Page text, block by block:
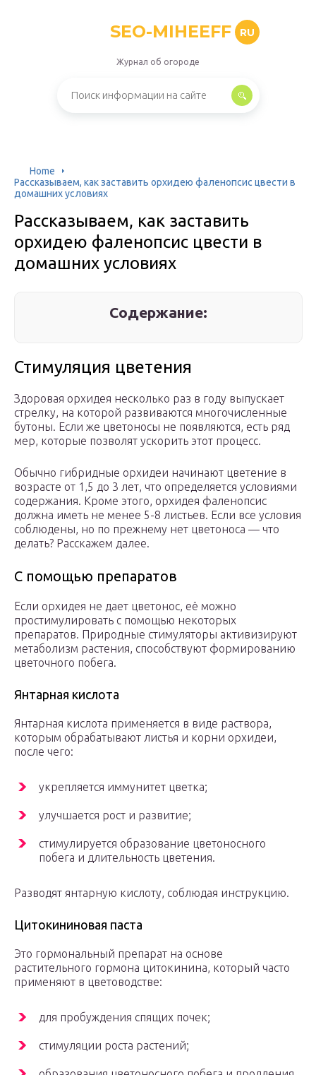
SEO-MIHEEFF RU
Журнал об огороде
Home
Рассказываем, как заставить орхидею фаленопсис цвести в
домашних условиях
Рассказываем, как заставить
орхидею фаленопсис цвести в
домашних условиях
Содержание:
Стимуляция цветения
Здоровая орхидея несколько раз в году выпускает
стрелку, на которой развиваются многочисленные
бутоны. Если же цветоносы не появляются, есть ряд
мер, которые позволят ускорить этот процесс.
Обычно гибридные орхидеи начинают цветение в
возрасте от 1,5 до 3 лет, что определяется условиями
содержания. Кроме этого, орхидея фаленопсис
должна иметь не менее 5-8 листьев. Если все условия
соблюдены, но по прежнему нет цветоноса — что
делать? Расскажем далее.
С помощью препаратов
Если орхидея не дает цветонос, её можно
простимулировать с помощью некоторых
препаратов. Природные стимуляторы активизируют
метаболизм растения, способствуют формированию
цветочного побега.
Янтарная кислота
Янтарная кислота применяется в виде раствора,
которым обрабатывают листья и корни орхидеи,
после чего:
укрепляется иммунитет цветка;
улучшается рост и развитие;
стимулируется образование цветоносного
побега и длительность цветения.
Разводят янтарную кислоту, соблюдая инструкцию.
Цитокининовая паста
Это гормональный препарат на основе
растительного гормона цитокинина, который часто
применяют в цветоводстве:
для пробуждения спящих почек;
стимуляции роста растений;